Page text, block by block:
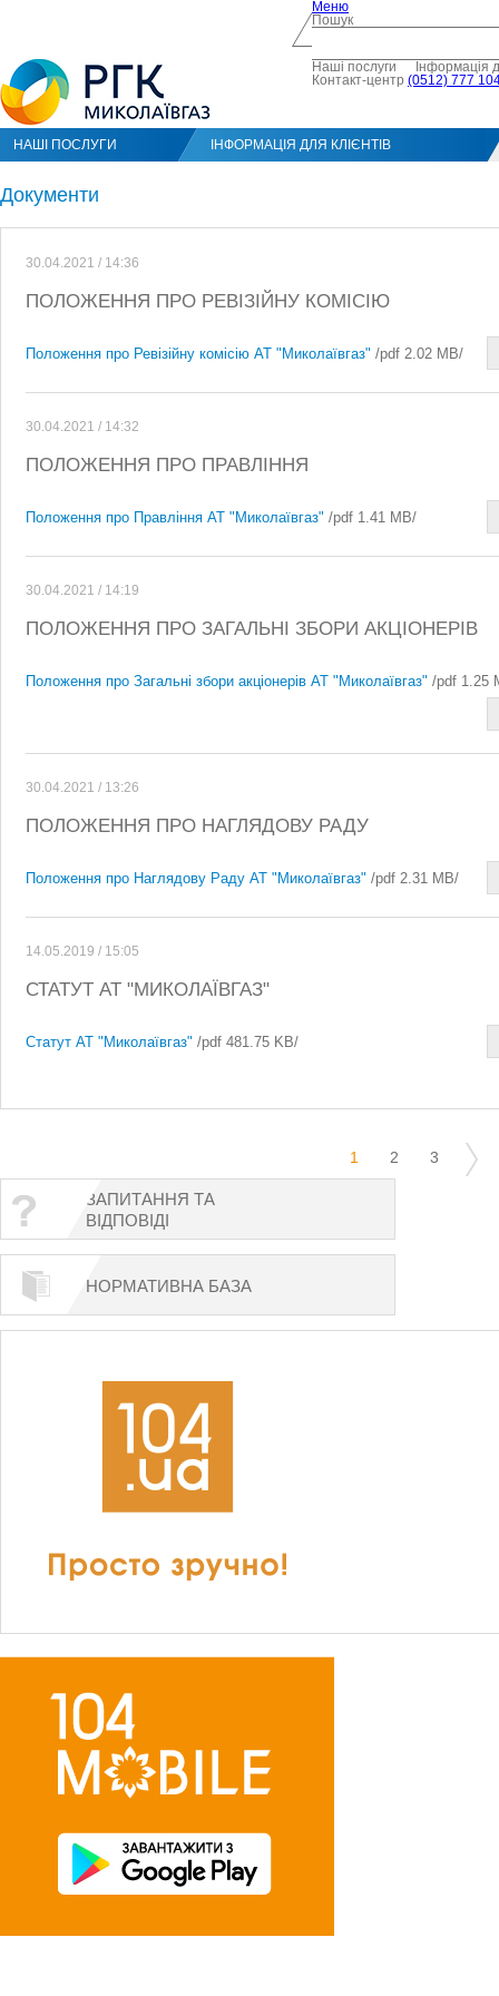
Меню
Пошук
Наші послуги
Інформація
Контакт-центр (0512) 777
НАШІ ПОСЛУГИ ІНФОРМАЦІЯ ДЛЯ КЛІЄНТІВ
Документи
30.04.2021 / 14:36
ПОЛОЖЕННЯ ПРО РЕВІЗІЙНУ КОМІСІЮ
Положення про Ревізійну комісію АТ "Миколаївгаз" /pdf 2.02 MB/
30.04.2021 / 14:32
ПОЛОЖЕННЯ ПРО ПРАВЛІННЯ
Положення про Правління АТ "Миколаївгаз" /pdf 1.41 MB/
30.04.2021 / 14:19
ПОЛОЖЕННЯ ПРО ЗАГАЛЬНІ ЗБОРИ АКЦІОНЕРІВ
Положення про Загальні збори акціонерів АТ "Миколаївгаз" /pdf 1.25
30.04.2021 / 13:26
ПОЛОЖЕННЯ ПРО НАГЛЯДОВУ РАДУ
Положення про Наглядову Раду АТ "Миколаївгаз" /pdf 2.31 MB/
14.05.2019 / 15:05
СТАТУТ АТ "МИКОЛАЇВГАЗ"
Статут АТ "Миколаївгаз" /pdf 481.75 KB/
1 2 3
ЗАПИТАННЯ ТА
ВІДПОВІДІ
НОРМАТИВНА БАЗА